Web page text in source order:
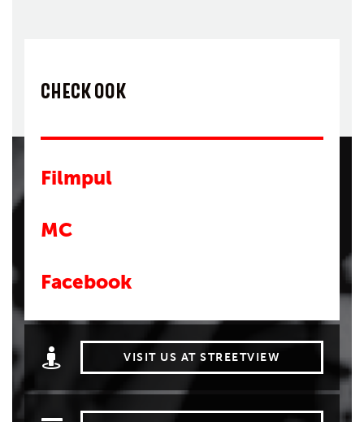
CHECK OOK
Filmpul
MC
Facebook
VISIT US AT STREETVIEW